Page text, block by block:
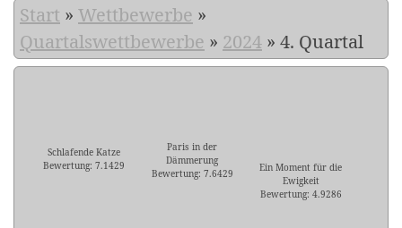
Start » Wettbewerbe »
Quartalswettbewerbe » 2024 » 4. Quartal
Schlafende Katze
Bewertung: 7.1429
Paris in der
Dämmerung
Bewertung: 7.6429
Ein Moment für die
Ewigkeit
Bewertung: 4.9286